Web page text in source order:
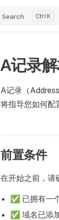
Search K
A记录
A记录（
将指导您如何配
前置条件
在开始之前，请
✅ 已拥有一
✅ 域名已添